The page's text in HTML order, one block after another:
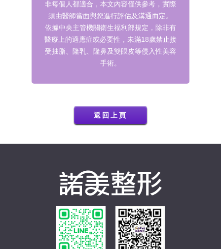
非每個人都適合，本文內容僅供參考，實際
須由醫師當面與您進行評估及溝通而定。
依據中央主管機關衛生福利部規定，除非有
醫療上的適應症或必要性，未滿18歲禁止接
受抽脂、隆乳、隆鼻及雙眼皮等侵入性美容
手術。
返回上頁